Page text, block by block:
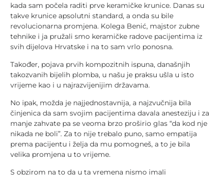
kada sam počela raditi prve keramičke krunice. Danas su
takve krunice apsolutni standard, a onda su bile
revolucionarna promjena. Kolega Benić, majstor zubne
tehnike i ja pružali smo keramičke radove pacijentima iz
svih dijelova Hrvatske i na to sam vrlo ponosna.
Također, pojava prvih kompozitnih ispuna, današnjih
takozvanih bijelih plomba, u našu je praksu ušla u isto
vrijeme kao i u najrazvijenijim državama.
No ipak, možda je najjednostavnija, a najzvučnija bila
činjenica da sam svojim pacijentima davala anesteziju i za
manje zahvate pa se veoma brzo proširio glas “da kod nje
nikada ne boli”. Za to nije trebalo puno, samo empatija
prema pacijentu i želja da mu pomogneš, a to je bila
velika promjena u to vrijeme.
S obzirom na to da u ta vremena nismo imali